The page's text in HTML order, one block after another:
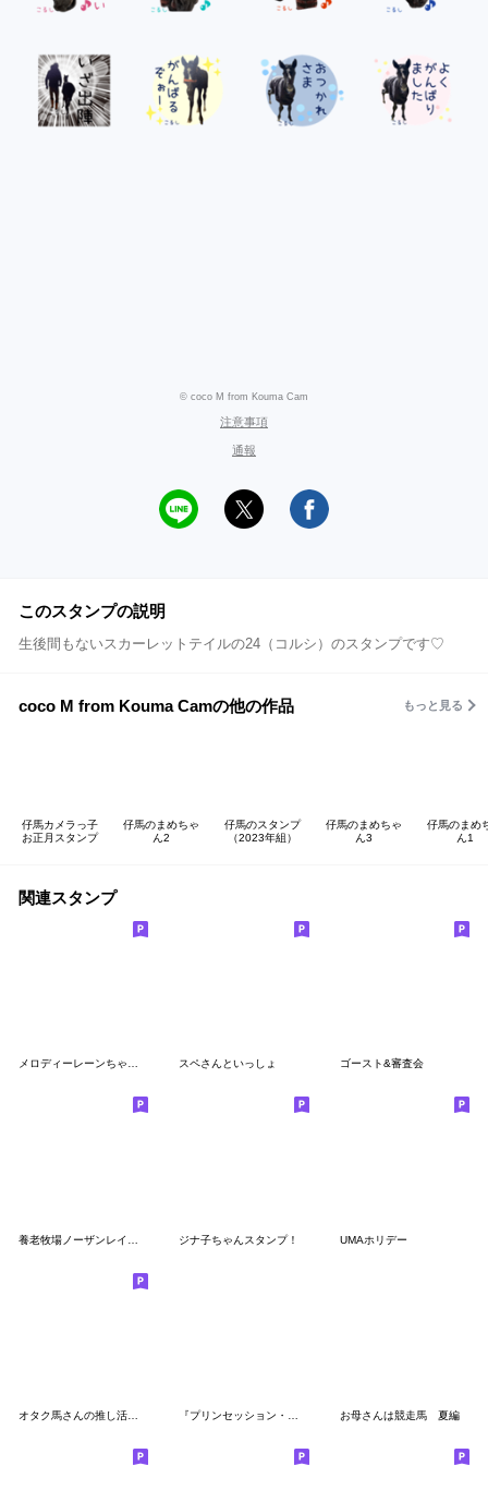
© coco M from Kouma Cam
注意事項
通報
このスタンプの説明
生後間もないスカーレットテイルの24（コルシ）のスタンプです♡
coco M from Kouma Camの他の作品 もっと見る
仔馬カメラっ子
お正月スタンプ
仔馬のまめちゃ
ん2
仔馬のスタンプ
（2023年組）
仔馬のまめちゃ
ん3
仔馬のまめ
ん1
関連スタンプ
メロディーレーンちゃん公式スタンプ2 スペさんといっしょ ゴースト&審査会
ジナ子ちゃんスタンプ！ UMAホリデー
お母さんは競走馬 夏編